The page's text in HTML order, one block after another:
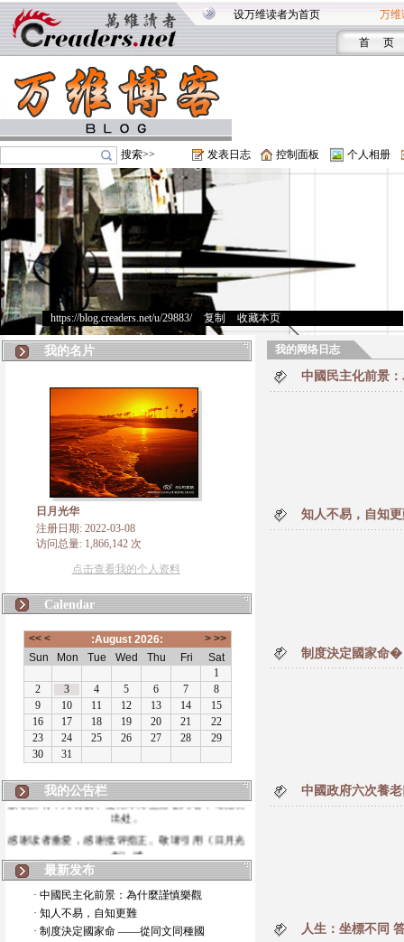
设万维读者为首页 万维
首 页
搜索>> 发表日志 控制面板 个人相册
https://blog.creaders.net/u/29883/> 复制 收藏本页
我的名片
日月光华
注册日期: 2022-03-08
访问总量: 1,866,142 次
点击查看我的个人资料
Calendar
我的公告栏
版权所有，凡转载、使用本博主自创内容，请注明
出处。
华》博
最新发布
· 中國民主化前景：為什麼謹慎樂觀
· 知人不易，自知更難
· 制度決定國家命 ——從同文同種國
我的网络日志
中國民主化前景
知人不易，自知
制度決定國家命
中國政府六次養
人生：坐標不同